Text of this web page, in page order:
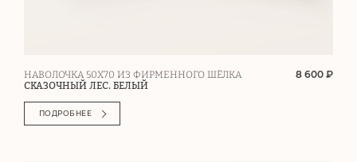
НАВОЛОЧКА 50Х70 ИЗ ФИРМЕННОГО ШЁЛКА
СКАЗОЧНЫЙ ЛЕС. БЕЛЫЙ
8 600 ₽
ПОДРОБНЕЕ